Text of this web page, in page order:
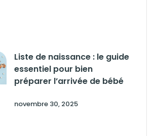
Liste de naissance : le guide
essentiel pour bien
préparer l’arrivée de bébé
novembre 30, 2025